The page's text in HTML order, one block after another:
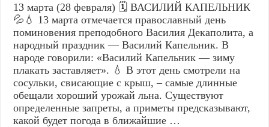
13 марта (28 февраля) 🗓️ ВАСИЛИЙ КАПЕЛЬНИК
💦💧 13 марта отмечается православный день
поминовения преподобного Василия Декаполита, а
народный праздник — Василий Капельник. В
народе говорили: «Василий Капельник — зиму
плакать заставляет». 💧 В этот день смотрели на
сосульки, свисающие с крыш, – самые длинные
обещали хороший урожай льна. Существуют
определенные запреты, а приметы предсказывают,
какой будет погода в ближайшие …